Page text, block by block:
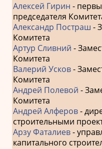
Алексей Гирин -
председателя
Александр Постраш -
Комитета
Артур Сливний -
Комитета
Валерий Усков-
Комитета
Андрей Полевой -
Комитета
Андрей Алферов-
строительными
Арзу Фаталиев-
капитального